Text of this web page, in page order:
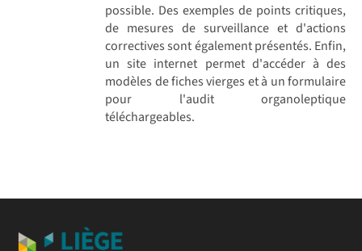
possible. Des exemples de points critiques,
de mesures de surveillance et d'actions
correctives sont également présentés. Enfin,
un site internet permet d'accéder à des
modèles de fiches vierges et à un formulaire
pour l'audit organoleptique
téléchargeables.